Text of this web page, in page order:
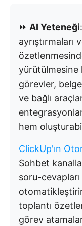
⏩ AI Yeteneği
ayrıştırmaları
yürütülmesine
görevler,
ve bağlı
entegrasyonlar
hem
ClickUp'ın
Sohbet
soru-cevapları
toplantı
görev